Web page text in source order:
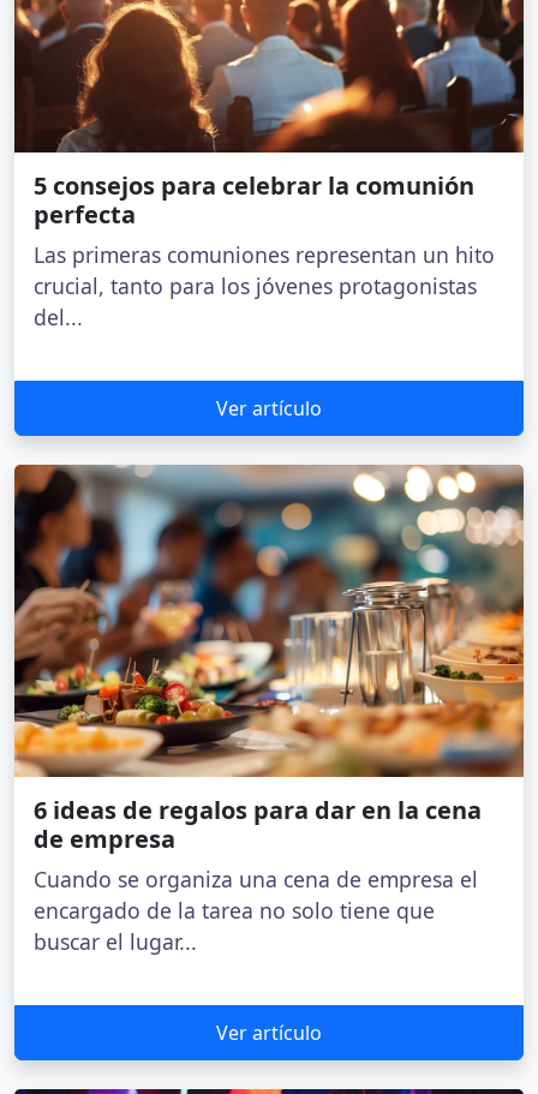
5 consejos para celebrar la comunión
perfecta
Las primeras comuniones representan un hito
crucial, tanto para los jóvenes protagonistas
del...
Ver artículo
6 ideas de regalos para dar en la cena
de empresa
Cuando se organiza una cena de empresa el
encargado de la tarea no solo tiene que
buscar el lugar...
Ver artículo